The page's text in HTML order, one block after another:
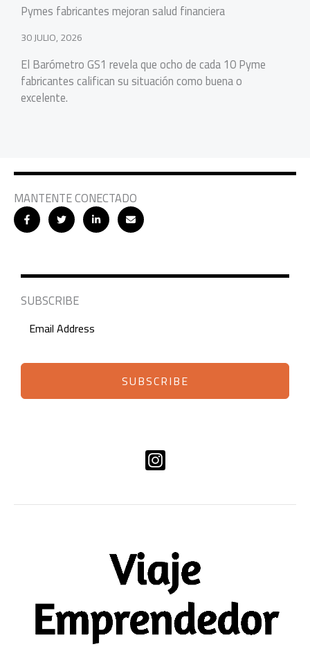
Pymes fabricantes mejoran salud financiera
30 JULIO, 2026
El Barómetro GS1 revela que ocho de cada 10 Pyme
fabricantes califican su situación como buena o
excelente.
MANTENTE CONECTADO
SUBSCRIBE
SUBSCRIBE